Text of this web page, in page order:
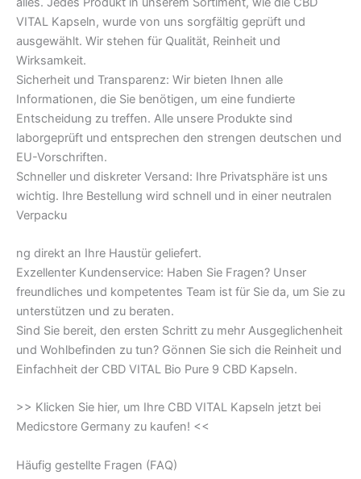
VITAL Kapseln, wurde von uns sorgfältig geprüft und
ausgewählt. Wir stehen für Qualität, Reinheit und
Wirksamkeit.
Sicherheit und Transparenz: Wir bieten Ihnen alle
Informationen, die Sie benötigen, um eine fundierte
Entscheidung zu treffen. Alle unsere Produkte sind
laborgeprüft und entsprechen den strengen deutschen und
EU-Vorschriften.
Schneller und diskreter Versand: Ihre Privatsphäre ist uns
wichtig. Ihre Bestellung wird schnell und in einer neutralen
Verpacku
ng direkt an Ihre Haustür geliefert.
Exzellenter Kundenservice: Haben Sie Fragen? Unser
freundliches und kompetentes Team ist für Sie da, um Sie zu
unterstützen und zu beraten.
Sind Sie bereit, den ersten Schritt zu mehr Ausgeglichenheit
und Wohlbefinden zu tun? Gönnen Sie sich die Reinheit und
Einfachheit der CBD VITAL Bio Pure 9 CBD Kapseln.
>> Klicken Sie hier, um Ihre CBD VITAL Kapseln jetzt bei
Medicstore Germany zu kaufen! <<
Häufig gestellte Fragen (FAQ)